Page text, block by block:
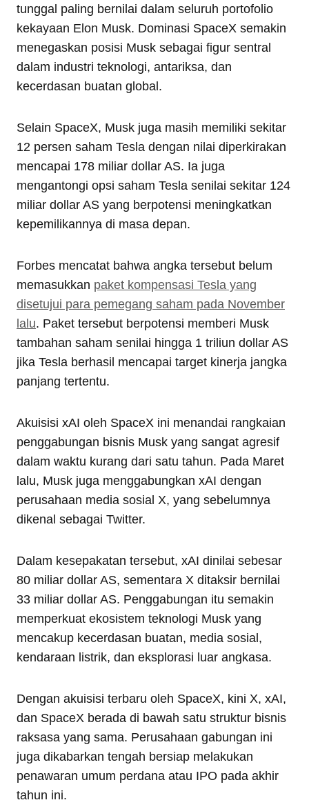
tunggal paling bernilai dalam seluruh portofolio
kekayaan Elon Musk. Dominasi SpaceX semakin
menegaskan posisi Musk sebagai figur sentral
dalam industri teknologi, antariksa, dan
kecerdasan buatan global.
Selain SpaceX, Musk juga masih memiliki sekitar
12 persen saham Tesla dengan nilai diperkirakan
mencapai 178 miliar dollar AS. Ia juga
mengantongi opsi saham Tesla senilai sekitar 124
miliar dollar AS yang berpotensi meningkatkan
kepemilikannya di masa depan.
Forbes mencatat bahwa angka tersebut belum
memasukkan paket kompensasi Tesla yang
disetujui para pemegang saham pada November
lalu. Paket tersebut berpotensi memberi Musk
tambahan saham senilai hingga 1 triliun dollar AS
jika Tesla berhasil mencapai target kinerja jangka
panjang tertentu.
Akuisisi xAI oleh SpaceX ini menandai rangkaian
penggabungan bisnis Musk yang sangat agresif
dalam waktu kurang dari satu tahun. Pada Maret
lalu, Musk juga menggabungkan xAI dengan
perusahaan media sosial X, yang sebelumnya
dikenal sebagai Twitter.
Dalam kesepakatan tersebut, xAI dinilai sebesar
80 miliar dollar AS, sementara X ditaksir bernilai
33 miliar dollar AS. Penggabungan itu semakin
memperkuat ekosistem teknologi Musk yang
mencakup kecerdasan buatan, media sosial,
kendaraan listrik, dan eksplorasi luar angkasa.
Dengan akuisisi terbaru oleh SpaceX, kini X, xAI,
dan SpaceX berada di bawah satu struktur bisnis
raksasa yang sama. Perusahaan gabungan ini
juga dikabarkan tengah bersiap melakukan
penawaran umum perdana atau IPO pada akhir
tahun ini.